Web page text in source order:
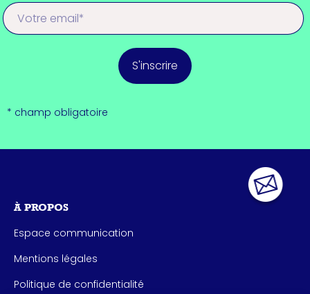
S'inscrire
* champ obligatoire
À PROPOS
Espace communication
Mentions légales
Politique de confidentialité